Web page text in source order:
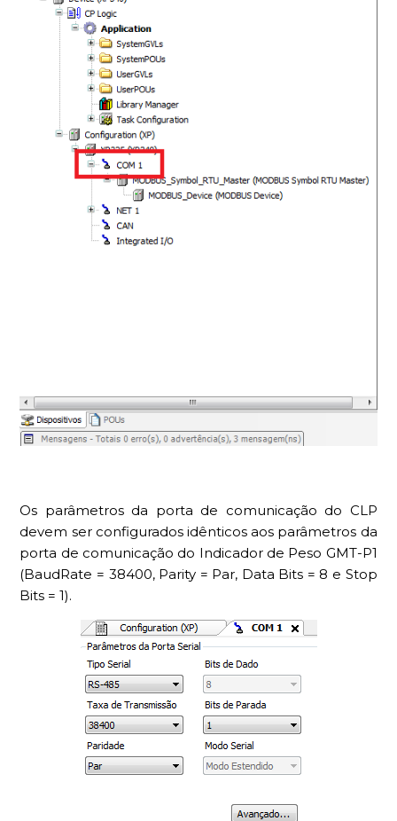
Os parâmetros da porta de comunicação do CLP
devem ser configurados idênticos aos parâmetros da
porta de comunicação do Indicador de Peso GMT-P1
(BaudRate = 38400, Parity = Par, Data Bits = 8 e Stop
Bits = 1).